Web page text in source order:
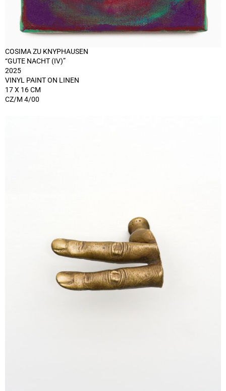
COSIMA ZU KNYPHAUSEN
“GUTE NACHT (IV)”
2025
VINYL PAINT ON LINEN
17 X 16 CM
CZ/M 4/00